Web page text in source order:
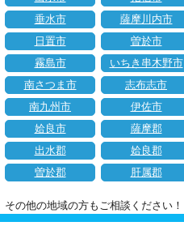
垂水市
薩摩川内市
日置市
曽於市
霧島市
いちき串木野市
南さつま市
志布志市
南九州市
伊佐市
姶良市
薩摩郡
出水郡
姶良郡
曽於郡
肝属郡
その他の地域の方もご相談ください！